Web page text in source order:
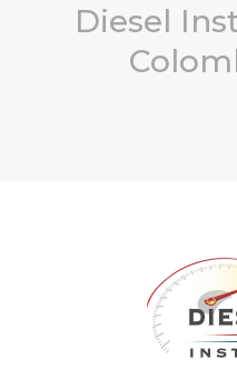
Diesel